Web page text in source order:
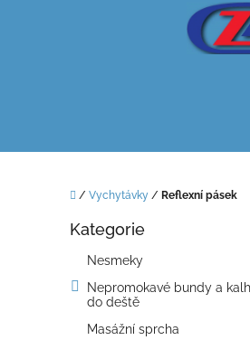
Domů
/ Vychytávky/ Reflexní pásek
oPřeskočit
Kategorie
Nesmeky
Nepromokavé bundy a
do deště
Masážní sprcha